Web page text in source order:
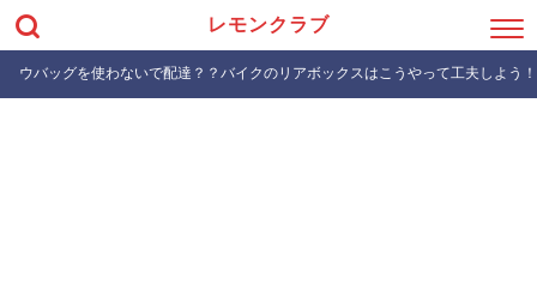
レモンクラブ
ウバッグを使わないで配達？？バイクのリアボックスはこうやって工夫しよう